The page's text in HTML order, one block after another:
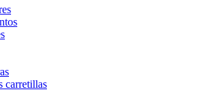
carretillas